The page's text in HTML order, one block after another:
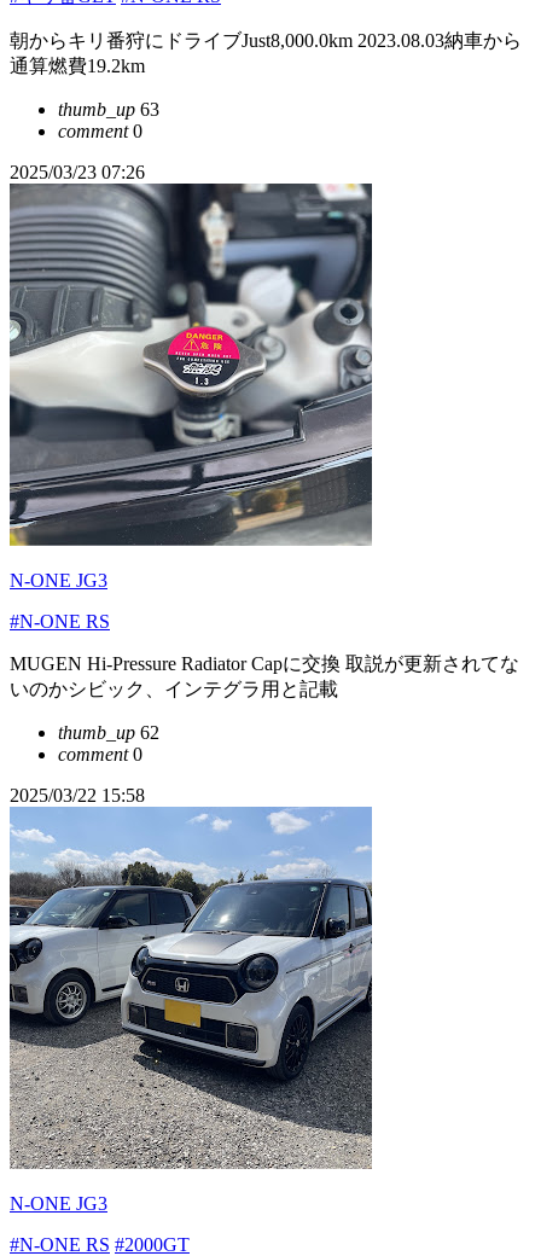
朝からキリ番狩にドライブJust8,000.0km 2023.08.03納車から
通算燃費19.2km
thumb_up 63
comment0
2025/03/23 07:26
N-ONE JG3
#N-ONE RS
MUGEN Hi-Pressure Radiator Capに交換 取説が更新されてな
いのかシビック、インテグラ用と記載
thumb_up 62
comment0
2025/03/22 15:58
N-ONE JG3
#N-ONE RS #2000GT